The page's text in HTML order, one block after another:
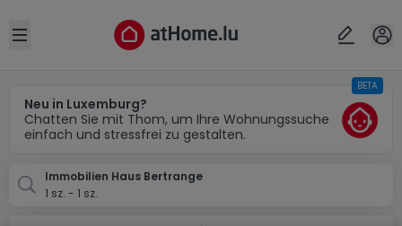
Open sidebar
Neu in Luxemburg?
Chatten Sie mit Thom, um Ihre Wohnungssuche
einfach und stressfrei zu gestalten.
BETA
Immobilien Haus Bertrange
1 sz. - 1 sz.
Ort
Abbrechen ok